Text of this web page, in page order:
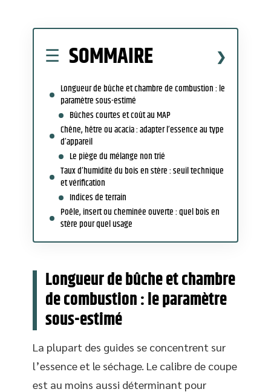
SOMMAIRE
Longueur de bûche et chambre de combustion : le
paramètre sous-estimé
Bûches courtes et coût au MAP
Chêne, hêtre ou acacia : adapter l’essence au type
d’appareil
Le piège du mélange non trié
Taux d’humidité du bois en stère : seuil technique
et vérification
Indices de terrain
Poêle, insert ou cheminée ouverte : quel bois en
stère pour quel usage
Longueur de bûche et chambre
de combustion : le paramètre
sous-estimé
La plupart des guides se concentrent sur
l’essence et le séchage. Le calibre de coupe
est au moins aussi déterminant pour